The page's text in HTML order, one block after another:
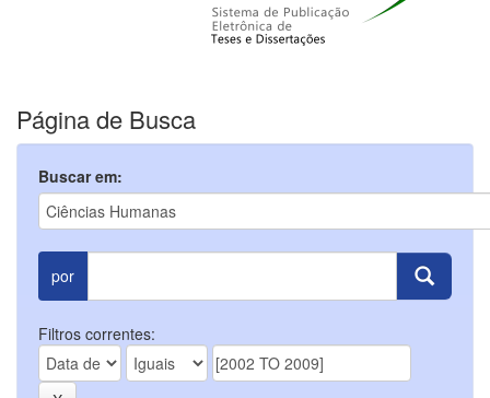
Página de Busca
Buscar em:
por
Filtros correntes: